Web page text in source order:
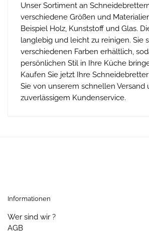
Unser Sortiment an
verschiedene Größen und
Beispiel Holz, Kunststoff und Glas.
langlebig und leicht zu reinigen. Sie
verschiedenen Farben erhältlich,
persönlichen Stil in Ihre Küche
Kaufen Sie jetzt Ihre
Sie von unserem schnellen Versand
zuverlässigem Kundenservice.
Informationen
Wer sind wir ?
AGB